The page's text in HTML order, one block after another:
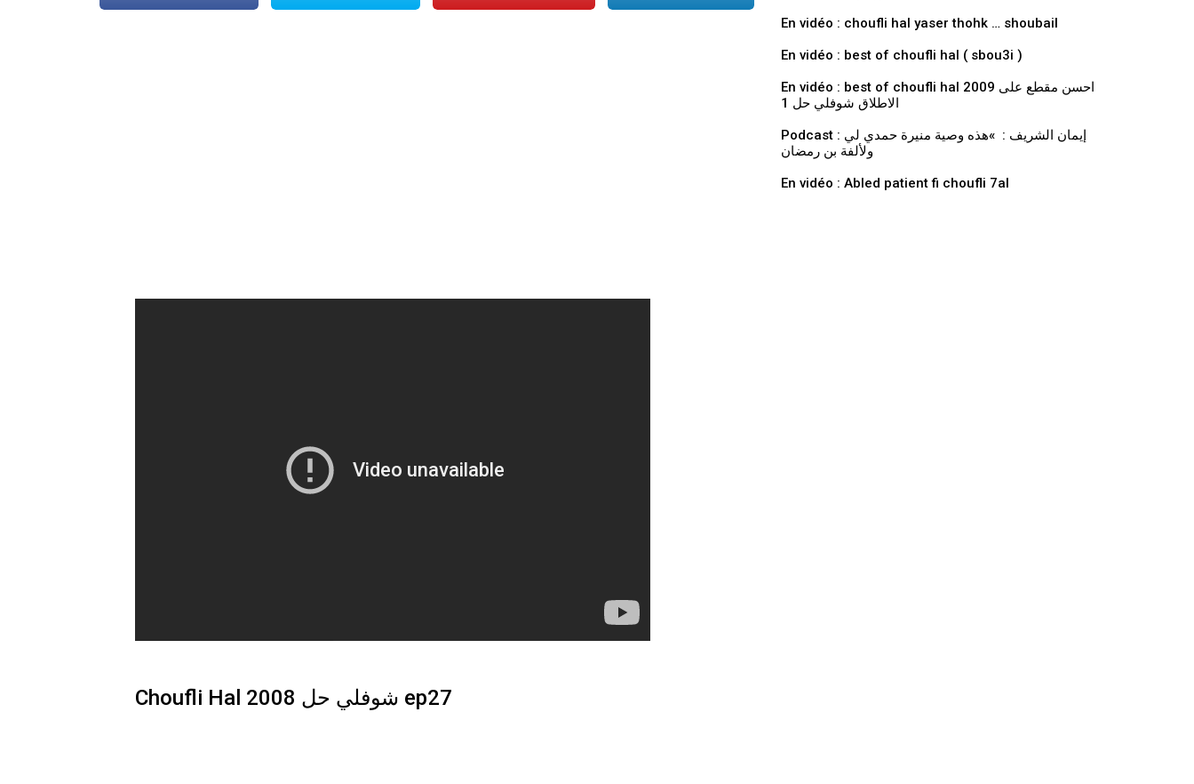
Choufli Hal 2008 شوفلي حل ep27
En vidéo : choufli hal yaser thohk … shoubail
En vidéo : best of choufli hal ( sbou3i )
En vidéo : best of choufli hal 2009 احسن مقطع على
الاطلاق شوفلي حل 1
Podcast : إيمان الشريف : »هذه وصية منيرة حمدي لي
ولألفة بن رمضان
En vidéo : Abled patient fi choufli 7al